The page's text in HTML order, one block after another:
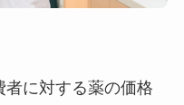
に対する薬の価格